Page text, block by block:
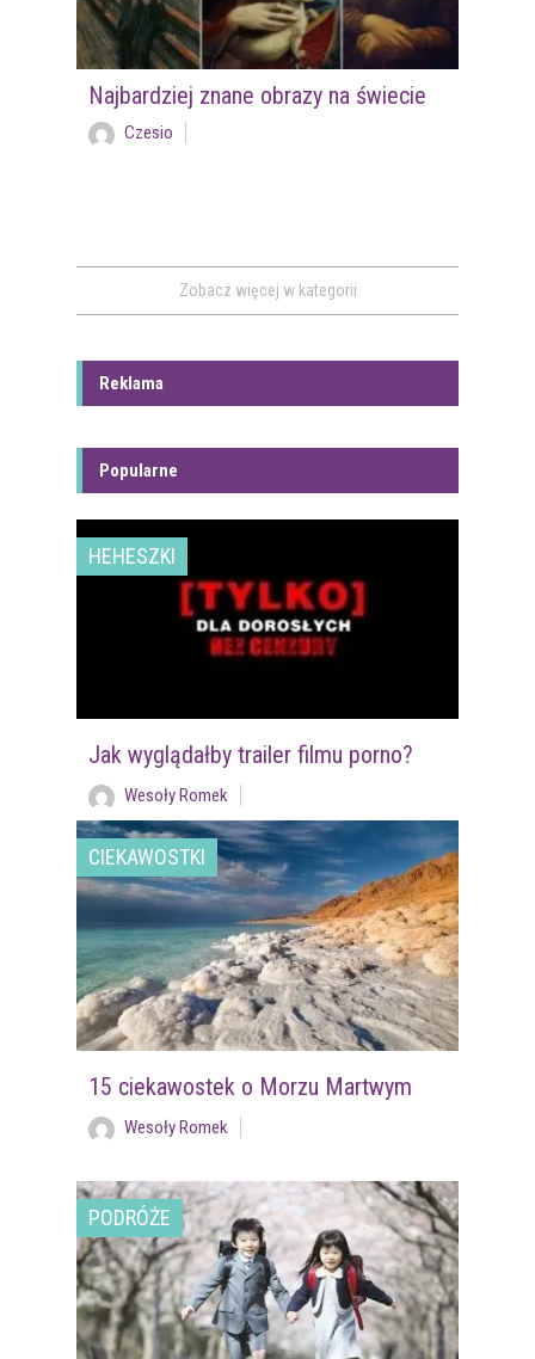
Najbardziej znane obrazy na świecie
Czesio
Zobacz więcej w kategorii
Reklama
Popularne
HEHESZKI
Jak wyglądałby trailer filmu porno?
Wesoły Romek
CIEKAWOSTKI
15 ciekawostek o Morzu Martwym
Wesoły Romek
PODRÓŻE